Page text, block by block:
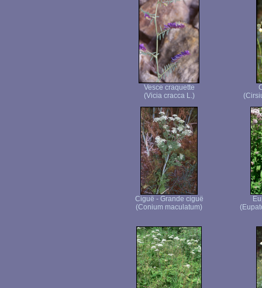
Vesce craquette
(Vicia cracca L.)
Ciguë - Grande ciguë
(Conium maculatum)